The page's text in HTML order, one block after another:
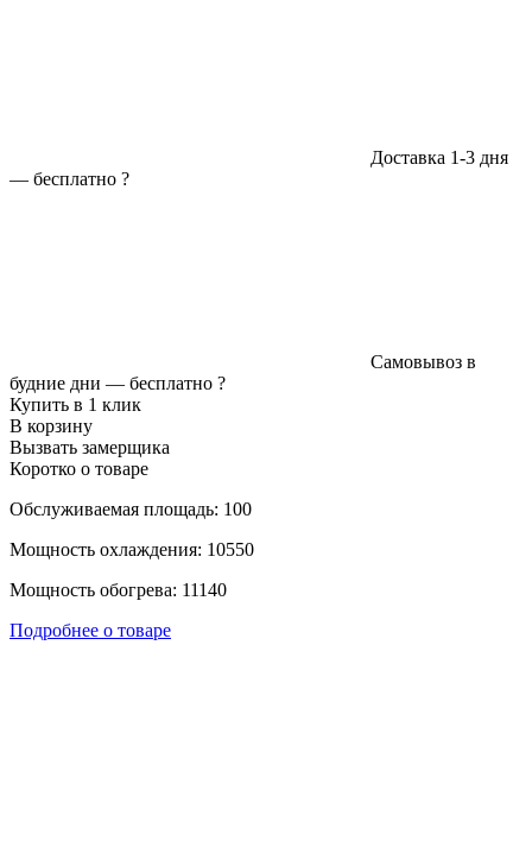
Доставка 1-3 дня
— бесплатно ?
Самовывоз в
будние дни — бесплатно ?
Купить в 1 клик
В корзину
Вызвать замерщика
Коротко о товаре
Обслуживаемая площадь: 100
Мощность охлаждения: 10550
Мощность обогрева: 11140
Подробнее о товаре